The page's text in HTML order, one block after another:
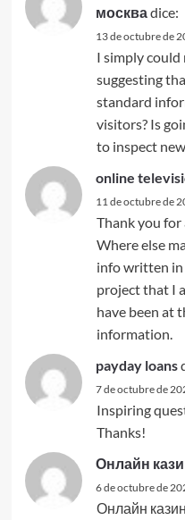
москваdice:
13 de octubre de
I simply
suggesting
standard
visitors? Is
to inspect
online
11 de octubre de
Thank you
Where else
info written in
project that I
have been at
information.
payday loans
7 de octubre de
Inspiring
Thanks!
Онлайн
6 de octubre de
Онлайн